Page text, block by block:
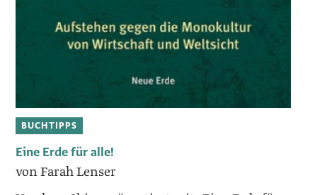
BUCHTIPPS
Eine Erde für alle!
von Farah Lenser